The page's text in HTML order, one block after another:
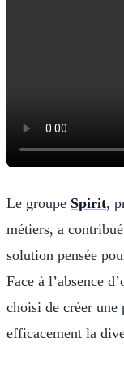
Le groupe Spirit,
métiers, a
solution pensée
Face à l’absence
choisi de créer une
efficacement la